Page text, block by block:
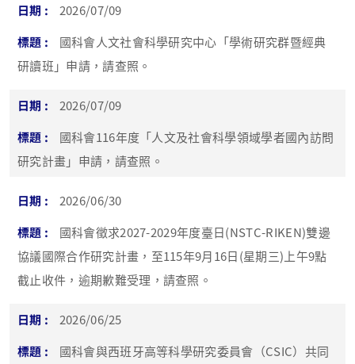
2026/07/09
國科會人文社會科學研究中心「學術研究群暨經典
研讀班」申請，請查照。
2026/07/09
國科會116年度「人文及社會科學領域學者國內訪問
研究計畫」申請，請查照。
2026/06/30
國科會徵求2027-2029年度臺日(NSTC-RIKEN)雙邊
協議國際合作研究計畫，至115年9月16日(星期三)上午9點
截止收件，逾期歉難受理，請查照。
2026/06/25
國科會與西班牙高等科學研究委員會（CSIC）共同